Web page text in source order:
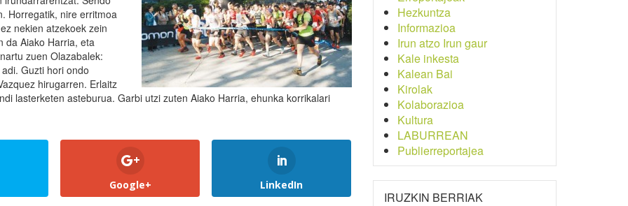
Horregatik, nire erritmoa
nekien atzekoek zein
da Aiako Harria, eta
zuen Olazabalek:
Guzti hori ondo
hirugarren. Erlaitz
lasterketen asteburua. Garbi utzi zuten Aiako Harria, ehunka korrikalari
Google+ LinkedIn
Hezkuntza
Informazioa
Irun atzo Irun gaur
Kale inkesta
Kalean Bai
Kirolak
Kolaborazioa
Kultura
LABURREAN
Publierreportajea
IRUZKIN BERRIAK